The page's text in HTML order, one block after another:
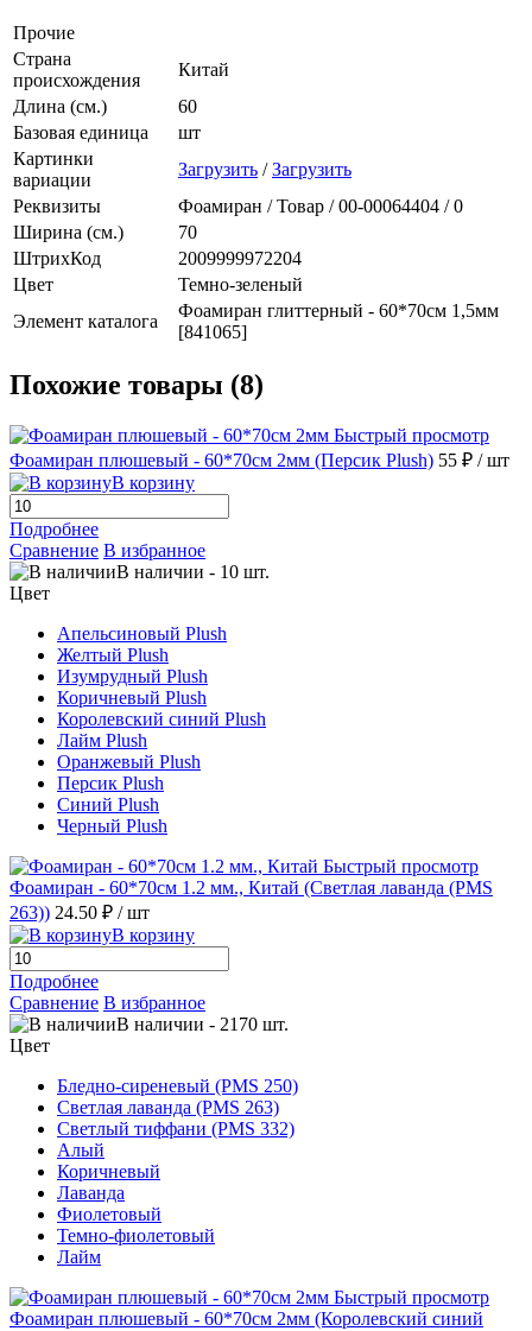
Прочие
Страна
происхождения
Китай
Длина (см.)
60
Базовая единица
шт
Картинки
вариации
Загрузить /Загрузить
Реквизиты
Фоамиран / Товар / 00-00064404 / 0
Ширина (см.)
70
ШтрихКод
2009999972204
Цвет
Темно-зеленый
Элемент каталога
Фоамиран глиттерный - 60*70см 1,5мм
[841065]
Похожие товары (8)
Быстрый просмотр
Фоамиран плюшевый - 60*70см 2мм (Персик Plush) 55 ₽ / шт
В корзину
Подробнее
Сравнение В избранное
В наличии - 10 шт.
Цвет
Апельсиновый Plush
Желтый Plush
Изумрудный Plush
Коричневый Plush
Королевский синий Plush
Лайм Plush
Оранжевый Plush
Персик Plush
Синий Plush
Черный Plush
Быстрый просмотр
Фоамиран - 60*70см 1.2 мм., Китай (Светлая лаванда (PMS
263)) 24.50 ₽ / шт
В корзину
Подробнее
Сравнение В избранное
В наличии - 2170 шт.
Цвет
Бледно-сиреневый (PMS 250)
Светлая лаванда (PMS 263)
Светлый тиффани (PMS 332)
Алый
Коричневый
Лаванда
Фиолетовый
Темно-фиолетовый
Лайм
Быстрый просмотр
Фоамиран плюшевый - 60*70см 2мм (Королевский синий